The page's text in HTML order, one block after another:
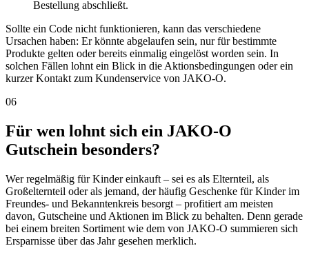
Bestellung abschließt.
Sollte ein Code nicht funktionieren, kann das verschiedene
Ursachen haben: Er könnte abgelaufen sein, nur für bestimmte
Produkte gelten oder bereits einmalig eingelöst worden sein. In
solchen Fällen lohnt ein Blick in die Aktionsbedingungen oder ein
kurzer Kontakt zum Kundenservice von JAKO-O.
06
Für wen lohnt sich ein JAKO-O
Gutschein besonders?
Wer regelmäßig für Kinder einkauft – sei es als Elternteil, als
Großelternteil oder als jemand, der häufig Geschenke für Kinder im
Freundes- und Bekanntenkreis besorgt – profitiert am meisten
davon, Gutscheine und Aktionen im Blick zu behalten. Denn gerade
bei einem breiten Sortiment wie dem von JAKO-O summieren sich
Ersparnisse über das Jahr gesehen merklich.